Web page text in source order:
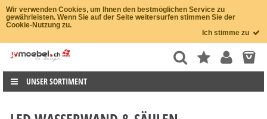
Wir verwenden Cookies, um Ihnen den bestmöglichen Service zu
gewährleisten. Wenn Sie auf der Seite weitersurfen stimmen Sie der
Cookie-Nutzung zu.
Ich stimme zu
UNSER SORTIMENT